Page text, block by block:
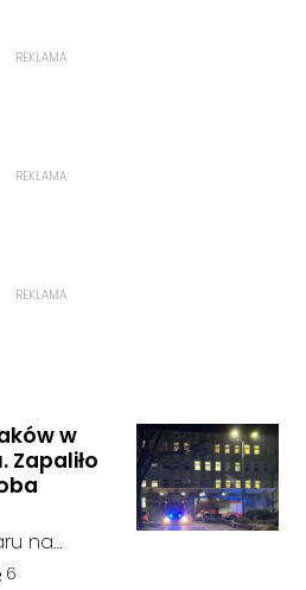
REKLAMA
REKLAMA
REKLAMA
w
Zapaliło
na
w
komentarzy artykułu:
6